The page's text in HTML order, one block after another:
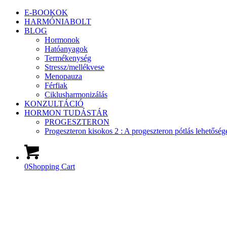
E-BOOKOK
HARMÓNIABOLT
BLOG
Hormonok
Hatóanyagok
Termékenység
Stressz/mellékvese
Menopauza
Férfiak
Ciklusharmonizálás
KONZULTÁCIÓ
HORMON TUDÁSTÁR
PROGESZTERON
Progeszteron kisokos 2 : A progeszteron pótlás
0Shopping Cart